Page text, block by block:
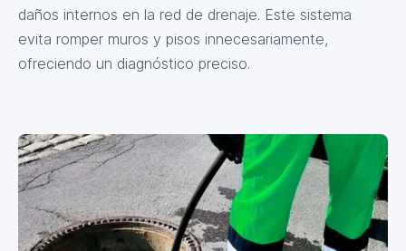
daños internos en la red de drenaje. Este sistema
evita romper muros y pisos innecesariamente,
ofreciendo un diagnóstico preciso.